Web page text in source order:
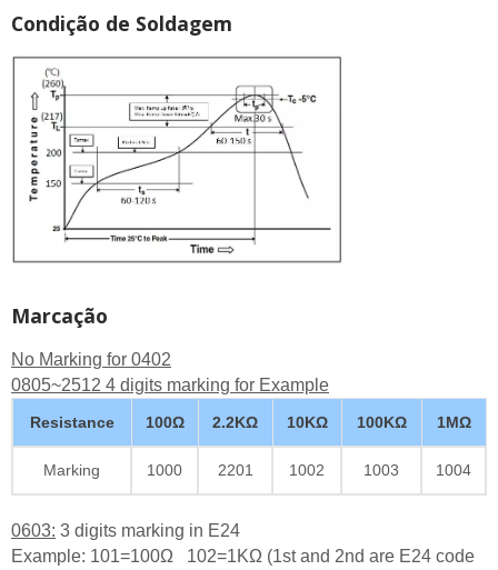
Condição de Soldagem
Marcação
No Marking for 0402
0805~2512 4 digits marking for Example
Resistance 100Ω 2.2KΩ 10KΩ 100KΩ 1MΩ
Marking 1000 2201 1002 1003 1004
0603: 3 digits marking in E24
Example: 101=100Ω 102=1KΩ (1st and 2nd are E24 code